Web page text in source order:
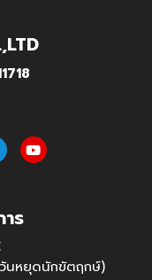
ร
นหยุดนักขัตฤกษ์)